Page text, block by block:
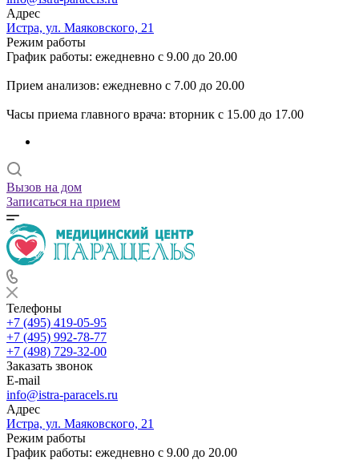
Адрес
Истра, ул. Маяковского, 21
Режим работы
График работы: ежедневно с 9.00 до 20.00
Прием анализов: ежедневно с 7.00 до 20.00
Часы приема главного врача: вторник с 15.00 до 17.00
Вызов на дом
Записаться на прием
Телефоны
+7 (495) 419-05-95
+7 (495) 992-78-77
+7 (498) 729-32-00
Заказать звонок
E-mail
info@istra-paracels.ru
Адрес
Истра, ул. Маяковского, 21
Режим работы
График работы: ежедневно с 9.00 до 20.00